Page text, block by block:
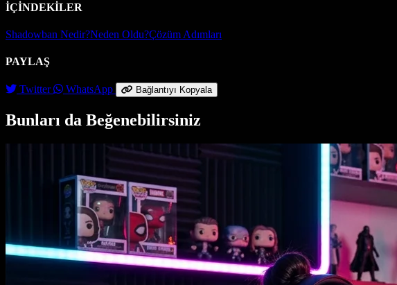
İÇİNDEKİLER
Shadowban Nedir?Neden Oldu?Çözüm Adımları
PAYLAŞ
Twitter WhatsApp Bağlantıyı Kopyala
Bunları da Beğenebilirsiniz